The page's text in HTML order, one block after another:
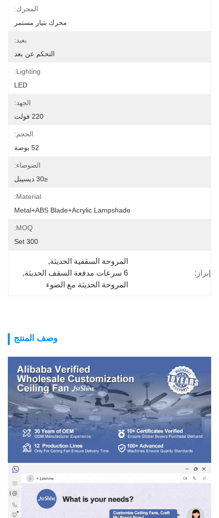
المحرك:
محرك بتيار مستمر
بعيد:
التحكم عن بعد
Lighting:
LED
الجهد:
220 فولت
الحجم:
52 بوصة
الضوضاء:
≤30 ديسيبل
Material:
Metal+ABS Blade+Acrylic Lampshade
MOQ:
300 Set
إبراز:
المروحة السقفية الحديثة,
6 سرعات مدفعة السقف الحديثة
,
المروحة الحديثة مع الضوء
وصف المنتج